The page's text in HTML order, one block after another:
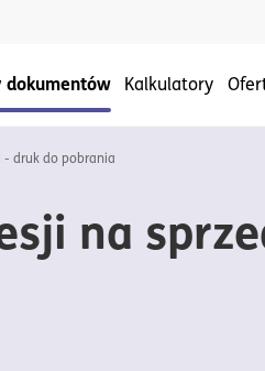
dokumentów Kalkulatory
- druk do pobrania
na